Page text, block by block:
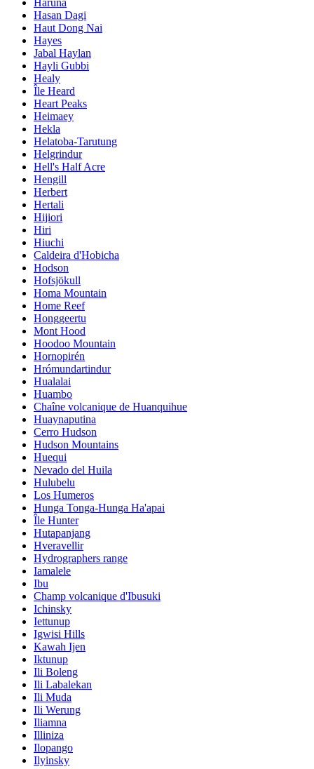
Hasan Dagi
Haut Dong Nai
Hayes
Jabal Haylan
Hayli Gubbi
Healy
Île Heard
Heart Peaks
Heimaey
Hekla
Helatoba-Tarutung
Helgrindur
Hell's Half Acre
Hengill
Herbert
Hertali
Hijiori
Hiri
Hiuchi
Caldeira d'Hobicha
Hodson
Hofsjökull
Homa Mountain
Home Reef
Honggeertu
Mont Hood
Hoodoo Mountain
Hornopirén
Hrómundartindur
Hualalai
Huambo
Chaîne volcanique de Huanquihue
Huaynaputina
Cerro Hudson
Hudson Mountains
Huequi
Nevado del Huila
Hulubelu
Los Humeros
Hunga Tonga-Hunga Ha'apai
Île Hunter
Hutapanjang
Hveravellir
Hydrographers range
Iamalele
Ibu
Champ volcanique d'Ibusuki
Ichinsky
Iettunup
Igwisi Hills
Kawah Ijen
Iktunup
Ili Boleng
Ili Labalekan
Ili Muda
Ili Werung
Iliamna
Illiniza
Ilopango
Ilyinsky